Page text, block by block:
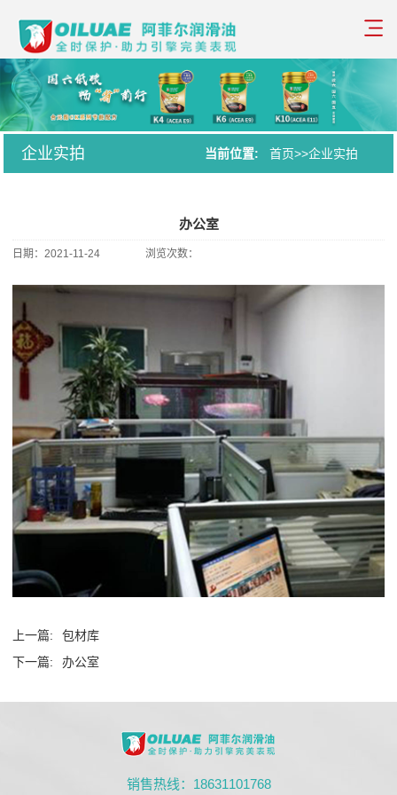
企业实拍 当前位置: 首页>>企业实拍
办公室
日期：2021-11-24 浏览次数：
上一篇:
包材库
下一篇:
办公室
销售热线：18631101768